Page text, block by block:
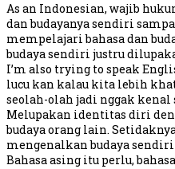
As an Indonesian, wajib
dan budayanya sendiri
mempelajari bahasa dan
budaya sendiri justru
I’m also trying to speak
lucu kan kalau kita lebih
seolah-olah jadi nggak kenal
Melupakan identitas diri
budaya orang lain.
mengenalkan budaya
Bahasa asing itu perlu,